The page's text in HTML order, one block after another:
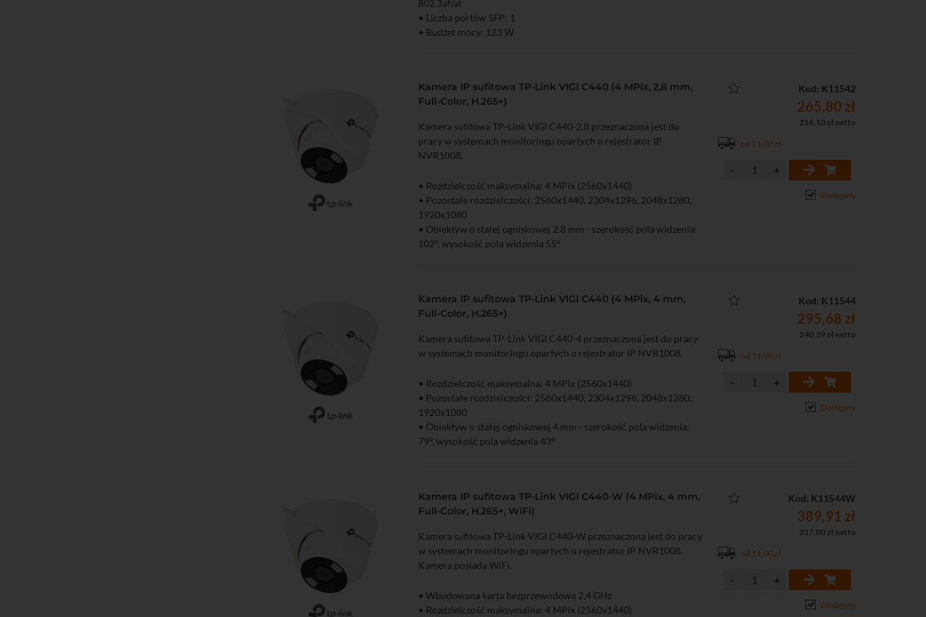
802.3af/at
• Liczba portów SFP: 1
• Budżet mocy: 123 W
Do koszyka
Kamera IP sufitowa TP-Link VIGI C440 (4 MPix, 2,8 mm,
Full-Color, H.265+)
Kamera sufitowa TP-Link VIGI C440-2.8 przeznaczona jest do
pracy w systemach monitoringu opartych o rejestrator IP
NVR1008.
• Rozdzielczość maksymalna: 4 MPix (2560x1440)
• Pozostałe rozdzielczości: 2560x1440, 2304x1296, 2048x1280,
1920x1080
• Obiektyw o stałej ogniskowej 2,8 mm - szerokość pola widzenia:
102°, wysokość pola widzenia 55°
LED)
• Mechaniczny filtr podczerwieni
• Wbudowany slot na kartę pamięci microSD (do 256 GB)
• Inteligentne wykrywanie zdarzeń
• Zasilanie DC 12 V lub PoE (802.3af)
Kod: K11542
265,80 zł
216,10 zł netto
od 11,00 zł
Dostępny
Do koszyka
Kamera IP sufitowa TP-Link VIGI C440 (4 MPix, 4 mm,
Full-Color, H.265+)
Kamera sufitowa TP-Link VIGI C440-4 przeznaczona jest do pracy
w systemach monitoringu opartych o rejestrator IP NVR1008.
• Rozdzielczość maksymalna: 4 MPix (2560x1440)
• Pozostałe rozdzielczości: 2560x1440, 2304x1296, 2048x1280,
1920x1080
• Obiektyw o stałej ogniskowej 4 mm - szerokość pola widzenia:
79°, wysokość pola widzenia 43°
LED)
• Mechaniczny filtr podczerwieni
• Wbudowany slot na kartę pamięci microSD (do 256 GB)
• Inteligentne wykrywanie zdarzeń
• Klasa szczelności obudowy IP40
Kod: K11544
295,68 zł
240,39 zł netto
od 11,00 zł
Dostępny
Kamera IP sufitowa TP-Link VIGI C440-W (4 MPix, 4 mm,
Full-Color, H.265+, WiFi)
Kamera sufitowa TP-Link VIGI C440-W przeznaczona jest do pracy
w systemach monitoringu opartych o rejestrator IP NVR1008.
Kamera posiada WiFi.
• Wbudowana karta bezprzewodowa 2,4 GHz
• Rozdzielczość maksymalna: 4 MPix (2560x1440)
Kod: K11544W
389,91 zł
317,00 zł netto
od 11,00 zł
Dostępny